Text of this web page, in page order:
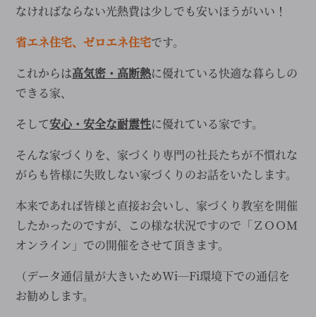
なければならない光熱費は少しでも安いほうがいい！
省エネ住宅、ゼロエネ住宅です。
これからは高気密・高断熱に優れている快適な暮らしの
できる家、
そして安心・安全な耐震性に優れている家です。
そんな家づくりを、家づくり専門の社長たちが不慣れな
がらも皆様に失敗しない家づくりのお話をいたします。
本来であれば皆様と直接お会いし、家づくり教室を開催
したかったのですが、この様な状況ですので「ＺＯＯＭ
オンライン」での開催をさせて頂きます。
（データ通信量が大きいためWi―Fi環境下での通信を
お勧めします。